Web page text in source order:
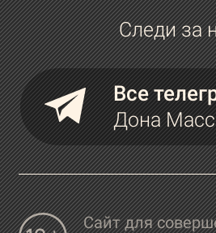
Следи за
Все
Дона
Сайт для